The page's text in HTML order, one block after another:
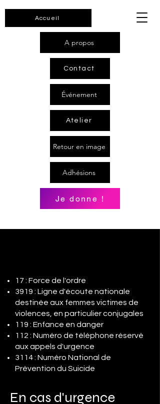
Accueil
A propos
Contact
Événement
Atelier
Retour en image
Adhésions
Je donne !
17 : Force de l'ordre
3919 : Ligne d'écoute nationale
destinée aux femmes victimes de
violences, en particulier conjugales
119 : Enfance en danger
112 : Numéro de téléphone réservé
aux appels d'urgence
3114 : Numéro National de
Prévention du Suicide
En cas d'urgence